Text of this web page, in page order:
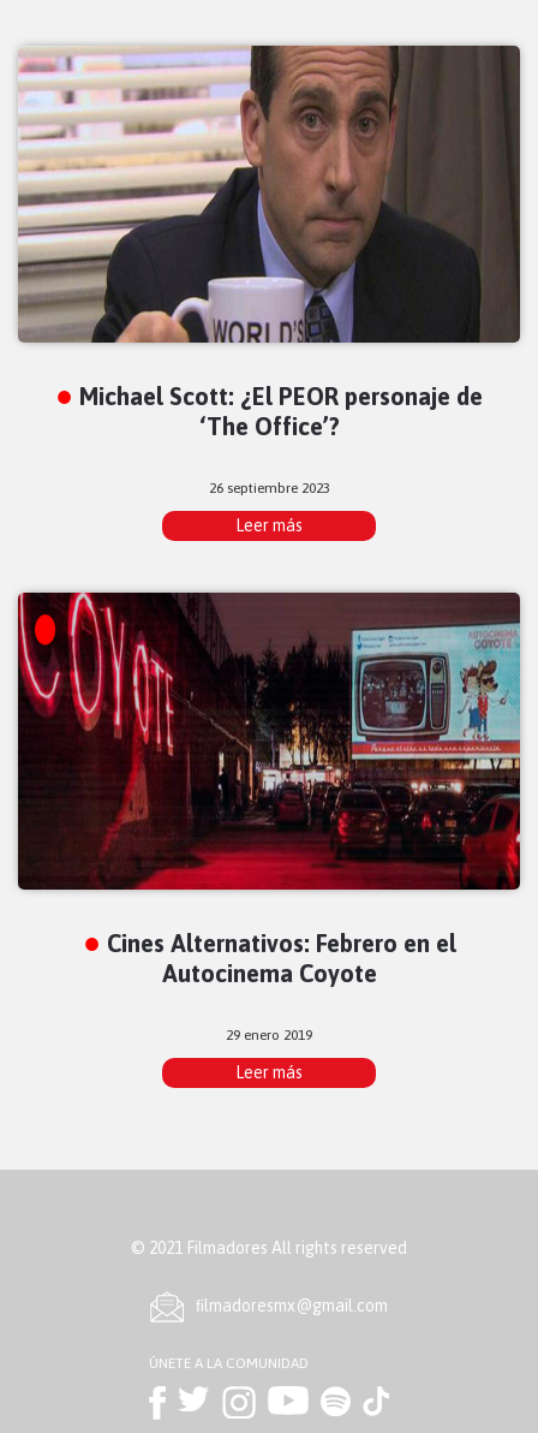
Michael Scott: ¿El PEOR personaje de
‘The Office’?
26 septiembre 2023
Leer más
Cines Alternativos: Febrero en el
Autocinema Coyote
29 enero 2019
Leer más
© 2021 Filmadores All rights reserved
ﬁlmadoresmx@gmail.com
ÚNETE A LA COMUNIDAD